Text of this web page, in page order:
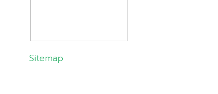
Sitemap